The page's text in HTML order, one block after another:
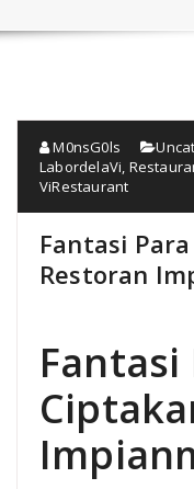
M0nsG0ls
LabordelaVi
ViRestaurant
Fantasi
Restoran
Fantasi